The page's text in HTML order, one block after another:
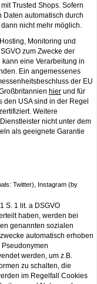
Trusted Shops. Sofern
automatisch durch
nicht mehr möglich.
Monitoring und
zum Zwecke der
eine Verarbeitung in
Ein angemessenes
der EU
hier und für
USA sind in der Regel
Weitere
nicht unter dem
als geeignete Garantie
Twitter), Instagram (by
S. 1 lit. a DSGVO
haben, werden bei
genannten sozialen
automatisch erhoben
werden, um z.B.
zu schalten, die
im Regelfall Cookies